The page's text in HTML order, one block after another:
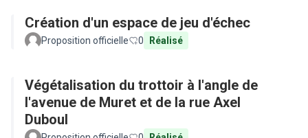
Création d'un espace de jeu d'échec
Proposition officielle 0 Réalisé
Végétalisation du trottoir à l'angle de
l'avenue de Muret et de la rue Axel
Duboul